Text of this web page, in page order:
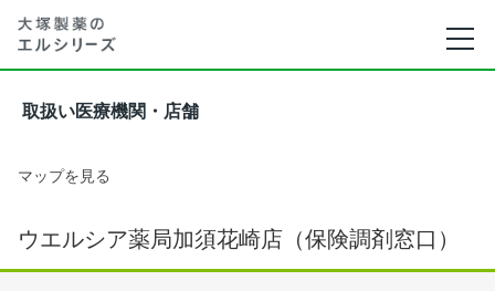
取扱い医療機関・店舗
マップを見る
ウエルシア薬局加須花崎店（保険調剤窓口）